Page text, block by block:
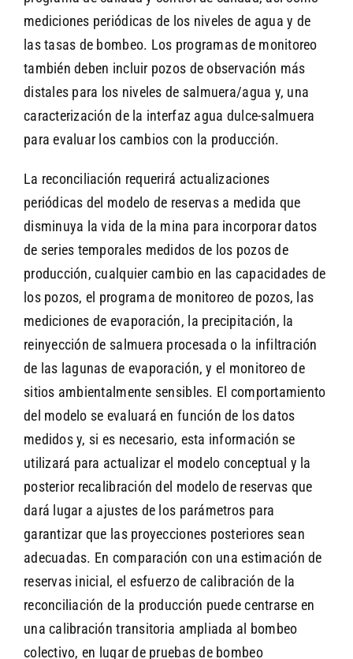
mediciones periódicas de los niveles de agua y de
las tasas de bombeo. Los programas de monitoreo
también deben incluir pozos de observación más
distales para los niveles de salmuera/agua y, una
caracterización de la interfaz agua dulce-salmuera
para evaluar los cambios con la producción.
La reconciliación requerirá actualizaciones
periódicas del modelo de reservas a medida que
disminuya la vida de la mina para incorporar datos
de series temporales medidos de los pozos de
producción, cualquier cambio en las capacidades de
los pozos, el programa de monitoreo de pozos, las
mediciones de evaporación, la precipitación, la
reinyección de salmuera procesada o la infiltración
de las lagunas de evaporación, y el monitoreo de
sitios ambientalmente sensibles. El comportamiento
del modelo se evaluará en función de los datos
medidos y, si es necesario, esta información se
utilizará para actualizar el modelo conceptual y la
posterior recalibración del modelo de reservas que
dará lugar a ajustes de los parámetros para
garantizar que las proyecciones posteriores sean
adecuadas. En comparación con una estimación de
reservas inicial, el esfuerzo de calibración de la
reconciliación de la producción puede centrarse en
una calibración transitoria ampliada al bombeo
colectivo, en lugar de pruebas de bombeo